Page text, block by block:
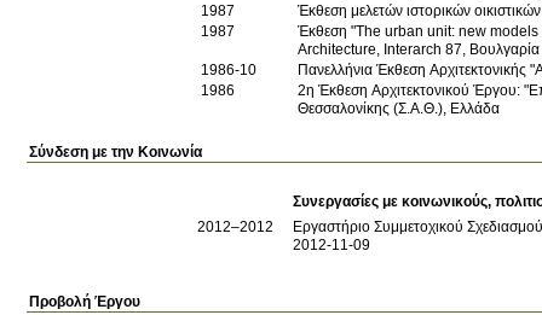
1987
Έκθεση μελετών ιστορικών
1987
Έκθεση "The urban unit: new
Architecture, Interarch 87, Βουλγαρία
1986-10
Πανελλήνια Έκθεση Aρχιτεκτονικής
1986
2η Έκθεση Αρχιτεκτονικού Έργου:
Θεσσαλονίκης (Σ.Α.Θ.), Ελλάδα
Σύνδεση με την Κοινωνία
Συνεργασίες με κοινωνικούς,
2012–2012
Εργαστήριο Συμμετοχικού
2012-11-09
Προβολή Έργου